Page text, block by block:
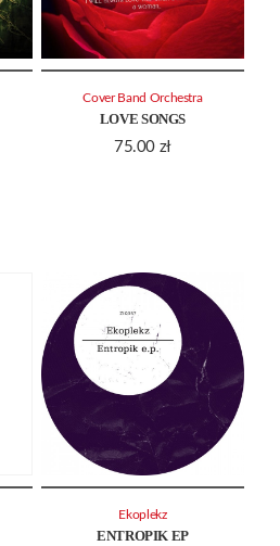
LOVE SONGS
75.00 zł
Cover Band Orchestra
ENTROPIK EP
Ekoplekz